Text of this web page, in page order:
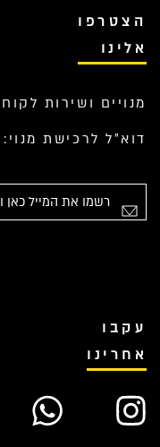
הצטרפו
אלינו
מנויים ושירות לקוחות: 058-
דוא”ל לרכישת מנוי:
אימייל
עקבו
אחרינו